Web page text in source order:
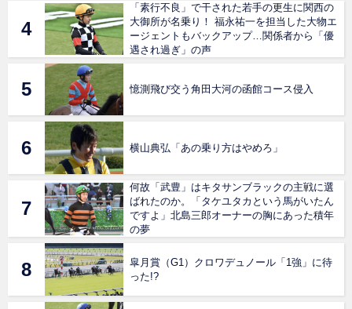
「素行不良」で干された若手の更生に関西の
大御所が名乗り！ 福永祐一を担当した大物エ
ージェントもバックアップ…関係者から「優
遇され過ぎ」の声
憶測飛び交う角田大河の函館コース侵入
横山典弘「あの乗り方はやめろ」
何故「武豊」はキタサンブラックの主戦に選
ばれたのか。「タケユタカという馬がいたん
ですよ」北島三郎オーナーの胸にあった積年
の夢
皐月賞（G1）クロワデュノール「1強」に待
った!?